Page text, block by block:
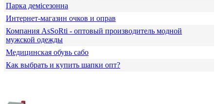
Парка демісезонна
Интернет-магазин очков и оправ
Компания АsSoRti - оптовый производитель модной
мужской одежды
Медицинская обувь сабо
Как выбрать и купить шапки опт?